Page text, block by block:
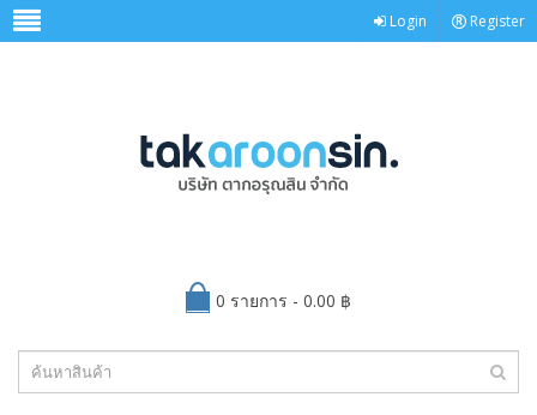
Login Register
0 รายการ - 0.00 ฿